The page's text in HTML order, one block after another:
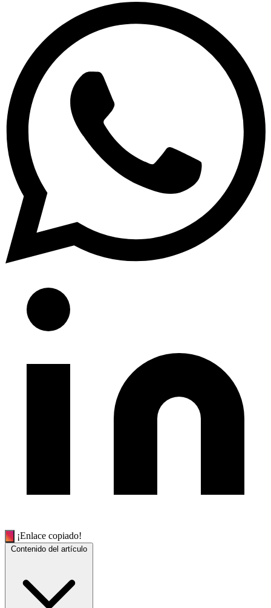
¡Enlace copiado!
Contenido del artículo